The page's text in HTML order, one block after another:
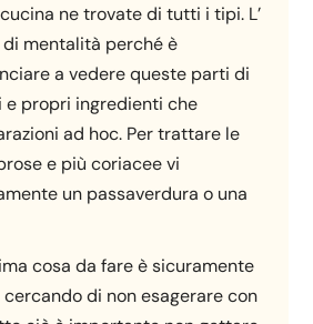
ne trovate di tutti i tipi. L’
mentalità perché è
a vedere queste parti di
e propri ingredienti che
ad hoc. Per trattare le
e più coriacee vi
un passaverdura o una
cosa da fare è sicuramente
di non esagerare con